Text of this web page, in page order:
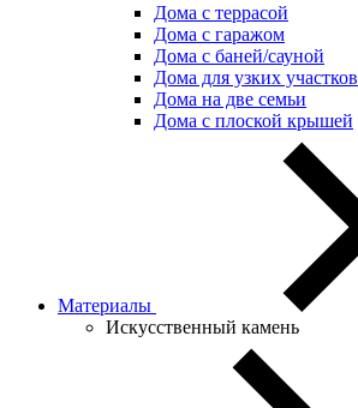
Дома с террасой
Дома с гаражом
Дома с баней/сауной
Дома для узких участков
Дома на две семьи
Дома с плоской крышей
Материалы
Искусственный камень